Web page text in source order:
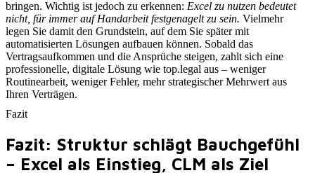
bringen. Wichtig ist jedoch zu erkennen: Excel zu nutzen bedeutet
nicht, für immer auf Handarbeit festgenagelt zu sein. Vielmehr
legen Sie damit den Grundstein, auf dem Sie später mit
automatisierten Lösungen aufbauen können. Sobald das
Vertragsaufkommen und die Ansprüche steigen, zahlt sich eine
professionelle, digitale Lösung wie top.legal aus – weniger
Routinearbeit, weniger Fehler, mehr strategischer Mehrwert aus
Ihren Verträgen.
Fazit
Fazit: Struktur schlägt Bauchgefühl
– Excel als Einstieg, CLM als Ziel